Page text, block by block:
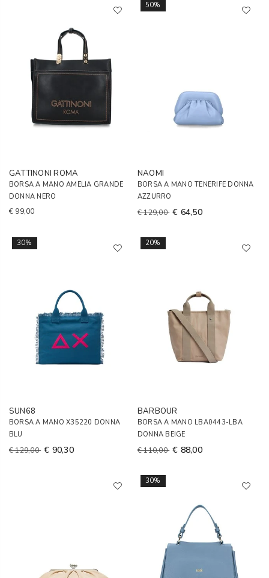
GATTINONI ROMA
BORSA A MANO AMELIA GRANDE
DONNA NERO
€ 99,00
50%
NAOMI
BORSA A MANO TENERIFE DONNA
AZZURRO
€ 129,00 € 64,50
30%
SUN68
BORSA A MANO X35220 DONNA
BLU
€ 129,00 € 90,30
20%
BARBOUR
BORSA A MANO LBA0443-LBA
DONNA BEIGE
€ 110,00 € 88,00
30%